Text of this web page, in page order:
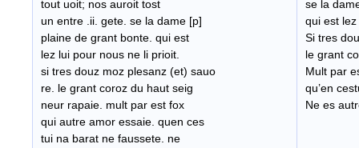
tout uoit; nos auroit tost
un entre .ii. gete. se la dame [p]
plaine de grant bonte. qui est
lez lui pour nous ne li prioit.
si tres douz moz plesanz (et) sauo
re. le grant coroz du haut seig
neur rapaie. mult par est fox
qui autre amor essaie. quen ces
tui na barat ne faussete. ne
se la
qui est
Si tres
le grant
Mult par
qu’en
Ne es